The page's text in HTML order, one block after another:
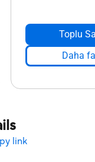
Toplu
Daha
link